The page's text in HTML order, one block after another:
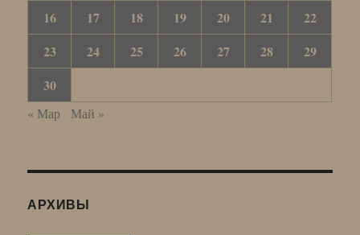
16 17 18 19 20 21
22
23
24 25 26 27 28
29
30
« Мар Май »
АРХИВЫ